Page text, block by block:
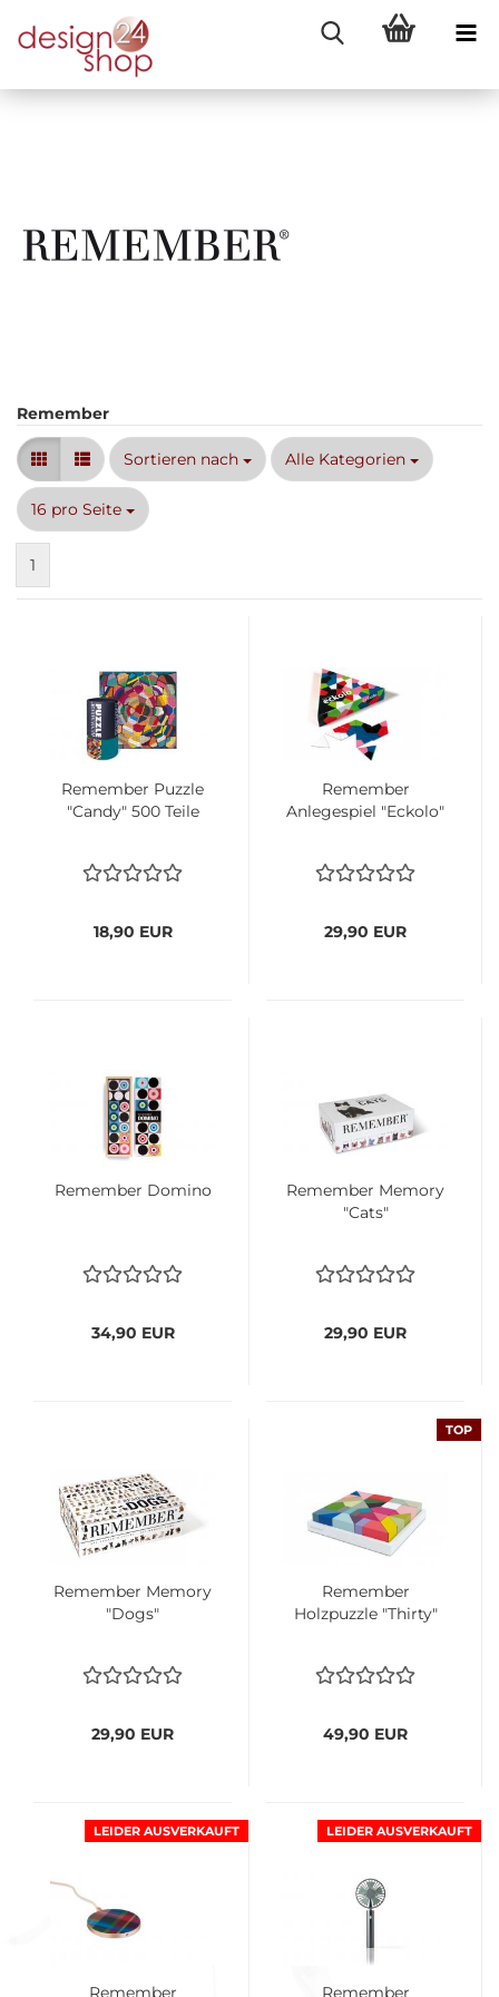
Remember
Sortieren nach
Sortieren nach Alle Kategorien
16 pro Seite
pro Seite
1
Remember Puzzle
"Candy" 500 Teile
18,90 EUR
Remember
Anlegespiel "Eckolo"
29,90 EUR
Remember Domino
34,90 EUR
Remember Memory
"Cats"
29,90 EUR
Remember Memory
"Dogs"
29,90 EUR
TOP
Remember
Holzpuzzle "Thirty"
49,90 EUR
LEIDER AUSVERKAUFT
Remember
LEIDER AUSVERKAUFT
Remember